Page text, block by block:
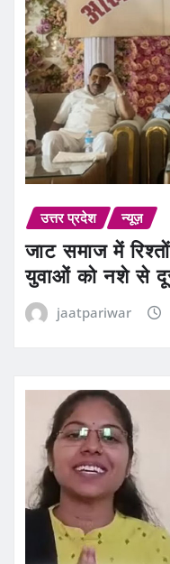
उत्तर प्रदेश न्यूज़
जाट समाज में
युवाओं को नशे से
jaatpariwar